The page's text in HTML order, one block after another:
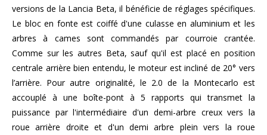
versions de la Lancia Beta, il bénéficie de réglages spécifiques.
Le bloc en fonte est coiffé d'une culasse en aluminium et les
arbres à cames sont commandés par courroie crantée.
Comme sur les autres Beta, sauf qu'il est placé en position
centrale arrière bien entendu, le moteur est incliné de 20° vers
l’arrière. Pour autre originalité, le 2.0 de la Montecarlo est
accouplé à une boîte-pont à 5 rapports qui transmet la
puissance par l'intermédiaire d'un demi-arbre creux vers la
roue arrière droite et d'un demi arbre plein vers la roue